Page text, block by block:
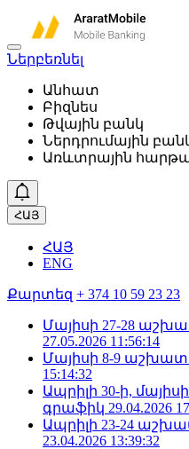
Ներբեռնել
Անհատ
Բիզնես
Թվային բանկ
Ներդրումային
Առևտրային
ՀԱՅ
ՀԱՅ
ENG
Քարտեզ + 374 10 59 23 23
Մայիսի 27-28
27.05.2026 11:56:14
Մայիսի 8-9
15:14:32
Ապրիլի 30-ի,
գրաֆիկ 29.04.2026
Ապրիլի 23-24
23.04.2026 13:39:32